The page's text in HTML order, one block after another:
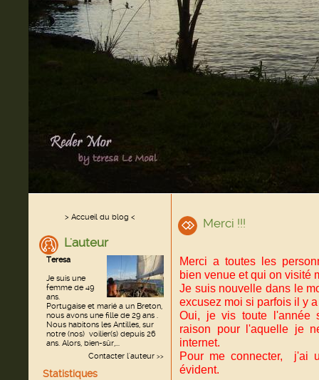
> Accueil du blog <
L'auteur
Teresa
Je suis une
femme de 49
ans.
Portugaise et marié a un Breton,
nous avons une fille de 29 ans .
Nous habitons les Antilles, sur
notre (nos) voilier(s) depuis 26
ans. Alors, bien-sûr,...
Contacter l'auteur >>
Statistiques
Merci !!!
Merci a toutes les
bien venue et qui on visité
Je suis nouvelle dans le
excusez moi si parfois il y
Oui, je vis toute l'année
raison pour l'aquelle je
internet.
Pour me connecter, j'ai
évident.